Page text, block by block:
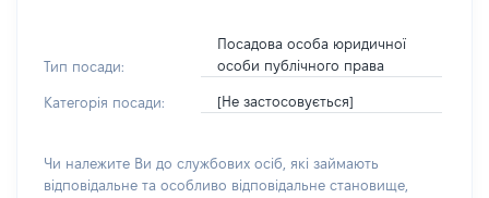
Тип посади:
Посадова особа юридичної
особи публічного права
Категорія посади: [Не застосовується]
Чи належите Ви до службових осіб, які займають
відповідальне та особливо відповідальне становище,